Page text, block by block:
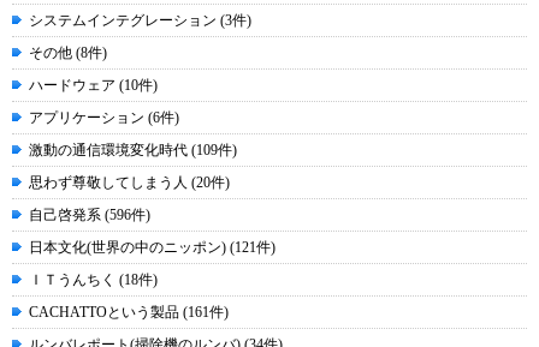
システムインテグレーション (3件)
その他 (8件)
ハードウェア (10件)
アプリケーション (6件)
激動の通信環境変化時代 (109件)
思わず尊敬してしまう人 (20件)
自己啓発系 (596件)
日本文化(世界の中のニッポン) (121件)
ＩＴうんちく (18件)
CACHATTOという製品 (161件)